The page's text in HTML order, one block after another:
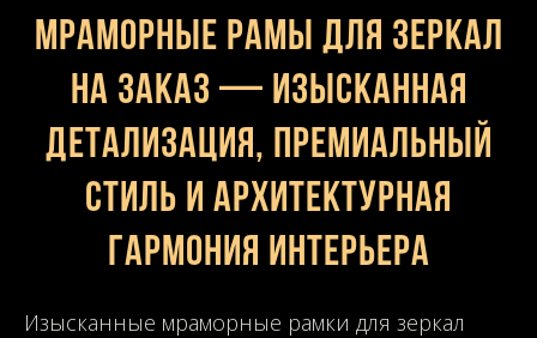
Мраморные рамы для зеркал
на заказ — изысканная
детализация, премиальный
стиль и архитектурная
гармония интерьера
Изысканные мраморные рамки для зеркал